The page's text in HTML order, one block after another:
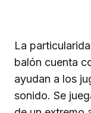
La
balón cuenta
ayudan a los
sonido. Se